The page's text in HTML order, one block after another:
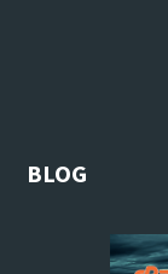
BLOG